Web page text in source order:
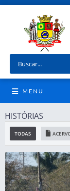
MENU
HISTÓRIAS
TODAS